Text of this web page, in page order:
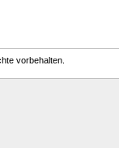
vorbehalten.